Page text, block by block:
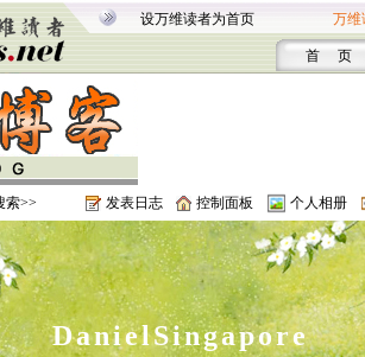
设万维读者为首页 万维
首 页
索>> 发表日志 控制面板 个人相册
DanielSingapore